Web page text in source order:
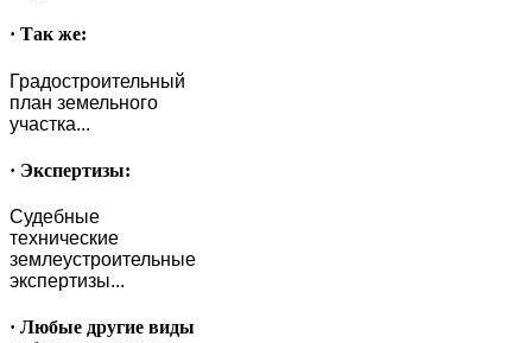
· Так же:
Градостроительный
план земельного
участка...
· Экспертизы:
Судебные
технические
землеустроительные
экспертизы...
· Любые другие виды